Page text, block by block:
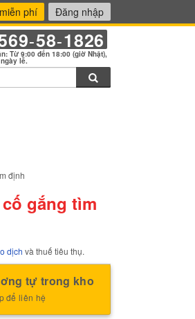
phí Đăng nhập
-58-1826
Từ 9:00 đến 18:00 (giờ Nhật),
lễ.
định
bookmark.
gắng tìm
dịch và thuế tiêu thụ.
tự trong kho
để liên hệ